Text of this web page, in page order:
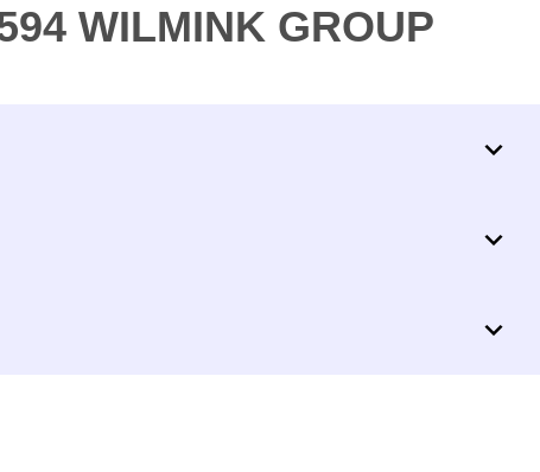
WILMINK GROUP